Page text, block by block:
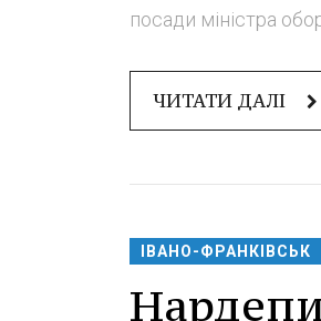
посади міністра
ЧИТАТИ ДАЛІ
ІВАНО-ФРАНКІВСЬК